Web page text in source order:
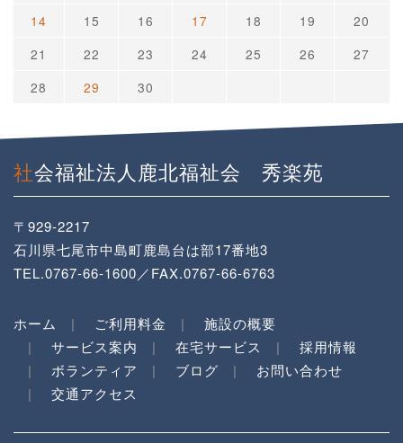
14
15 16 17 18 19
20
21
22 23 24 25 26
27
28
29 30
社会福祉法人鹿北福祉会 秀楽苑
〒929-2217
石川県七尾市中島町鹿島台は部17番地3
TEL.0767-66-1600／FAX.0767-66-6763
ホーム ご利用料金
施設の概要
サービス案内
在宅サービス
採用情報
ボランティア
ブログ
お問い合わせ
交通アクセス